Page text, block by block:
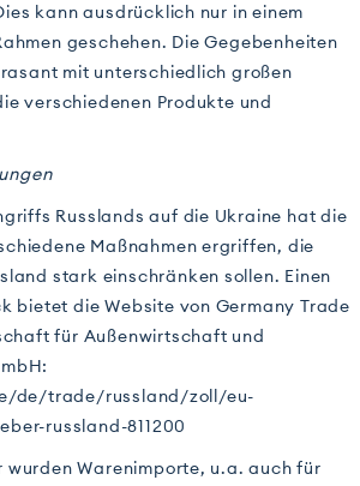
kann ausdrücklich nur in einem
geschehen. Die Gegebenheiten
mit unterschiedlich großen
verschiedenen Produkte und
Russlands auf die Ukraine hat die
Maßnahmen ergriffen, die
stark einschränken sollen. Einen
bietet die Website von Germany Trade
für Außenwirtschaft und
de/trade/russland/zoll/eu-
russland-811200
wurden Warenimporte, u.a. auch für